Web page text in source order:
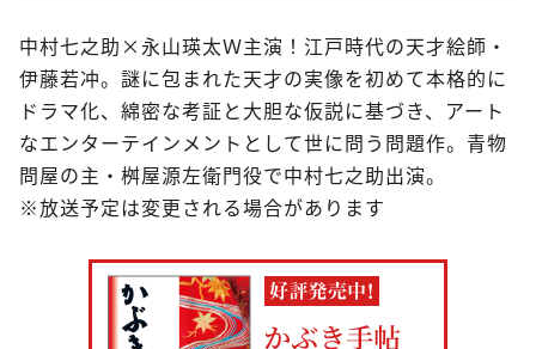
中村七之助×永山瑛太Ｗ主演！江戸時代の天才絵師・
伊藤若冲。謎に包まれた天才の実像を初めて本格的に
ドラマ化、綿密な考証と大胆な仮説に基づき、アート
なエンターテインメントとして世に問う問題作。青物
問屋の主・桝屋源左衛門役で中村七之助出演。
※放送予定は変更される場合があります